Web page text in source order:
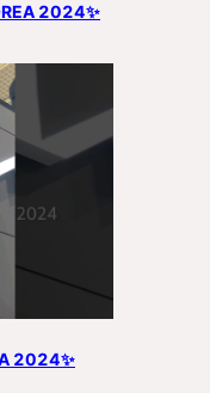
2024✨
2024✨